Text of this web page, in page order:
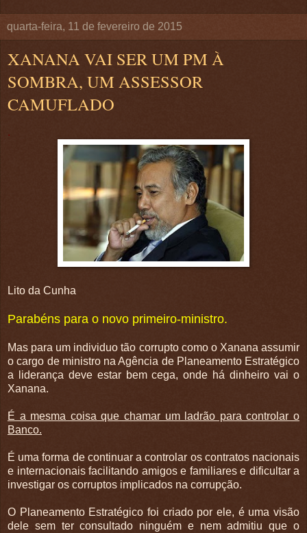
quarta-feira, 11 de fevereiro de 2015
XANANA VAI SER UM PM À
SOMBRA, UM ASSESSOR
CAMUFLADO
.
Lito da Cunha
Parabéns para o novo primeiro-ministro.
Mas para um individuo tão corrupto como o Xanana assumir
o cargo de ministro na Agência de Planeamento Estratégico
a liderança deve estar bem cega, onde há dinheiro vai o
Xanana.
É a mesma coisa que chamar um ladrão para controlar o
Banco.
É uma forma de continuar a controlar os contratos nacionais
e internacionais facilitando amigos e familiares e dificultar a
investigar os corruptos implicados na corrupção.
O Planeamento Estratégico foi criado por ele, é uma visão
dele sem ter consultado ninguém e nem admitiu que o